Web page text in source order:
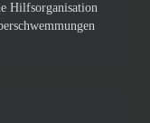
Hilfsorganisation